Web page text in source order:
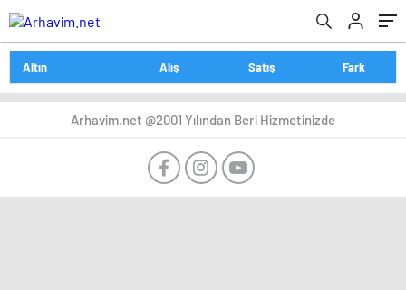
Altın Alış Satış Fark
Arhavim.net @2001 Yılından Beri Hizmetinizde